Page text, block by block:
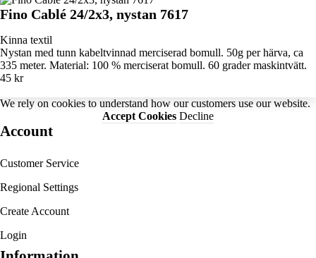
Fino Cablé 24/2x3, nystan 7617
Kinna textil
Nystan med tunn kabeltvinnad merciserad bomull. 50g per härva, ca
335 meter. Material: 100 % merciserat bomull. 60 grader maskintvätt.
45 kr
We rely on cookies to understand how our customers use our website.
Accept Cookies Decline
Account
Customer Service
Regional Settings
Create Account
Login